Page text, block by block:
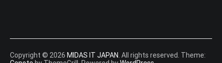
Copyright © 2026 MIDAS IT JAPAN . All rights reserved. Theme: